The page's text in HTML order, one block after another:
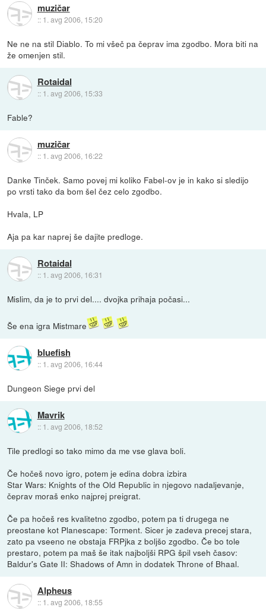
muzičar
:: 1. avg 2006, 15:20
Ne ne na stil Diablo. To mi všeč pa čeprav ima zgodbo. Mora biti na
že omenjen stil.
Rotaidal
:: 1. avg 2006, 15:33
Fable?
muzičar
:: 1. avg 2006, 16:22
Danke Tinček. Samo povej mi koliko Fabel-ov je in kako si sledijo
po vrsti tako da bom šel čez celo zgodbo.
Hvala, LP
Aja pa kar naprej še dajite predloge.
Rotaidal
:: 1. avg 2006, 16:31
Mislim, da je to prvi del.... dvojka prihaja počasi...
Še ena igra Mistmare
bluefish
:: 1. avg 2006, 16:44
Dungeon Siege prvi del
Mavrik
:: 1. avg 2006, 18:52
Tile predlogi so tako mimo da me vse glava boli.
Če hočeš novo igro, potem je edina dobra izbira
Star Wars: Knights of the Old Republic in njegovo nadaljevanje,
čeprav moraš enko najprej preigrat.
Če pa hočeš res kvalitetno zgodbo, potem pa ti drugega ne
preostane kot Planescape: Torment. Sicer je zadeva precej stara,
zato pa vseeno ne obstaja FRPjka z boljšo zgodbo. Če bo tole
prestaro, potem pa maš še itak najboljši RPG špil vseh časov:
Baldur's Gate II: Shadows of Amn in dodatek Throne of Bhaal.
Alpheus
:: 1. avg 2006, 18:55